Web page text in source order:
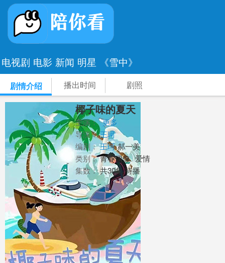
电视剧 电影 新闻 明星 《雪中》
剧情介绍 播出时间 剧照
椰子味的夏天
主演： 更多
导演：王珂
编剧：王珂 郝一美
类别：青春偶像 爱情
集数：共30集/待播